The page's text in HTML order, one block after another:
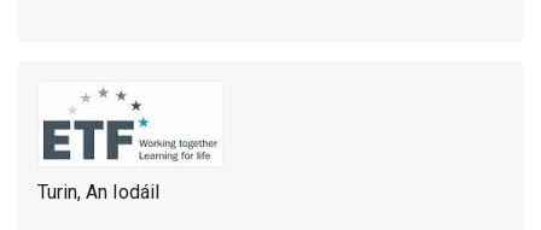
Turin, An Iodáil